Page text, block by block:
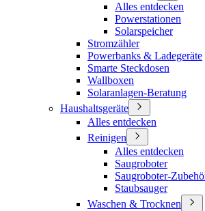
Alles entdecken
Powerstationen
Solarspeicher
Stromzähler
Powerbanks & Ladegeräte
Smarte Steckdosen
Wallboxen
Solaranlagen-Beratung
Haushaltsgeräte
Alles entdecken
Reinigen
Alles entdecken
Saugroboter
Saugroboter-
Staubsauger
Waschen & Trocknen